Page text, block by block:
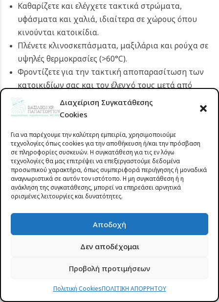
Διαχείριση Συγκατάθεσης
Cookies
Για να παρέχουμε την καλύτερη εμπειρία, χρησιμοποιούμε
τεχνολογίες όπως cookies για την αποθήκευση ή/και την πρόσβαση
σε πληροφορίες συσκευών. Η συγκατάθεση για τις εν λόγω
τεχνολογίες θα μας επιτρέψει να επεξεργαστούμε δεδομένα
προσωπικού χαρακτήρα, όπως συμπεριφορά περιήγησης ή μοναδικά
αναγνωριστικά σε αυτόν τον ιστότοπο. Η μη συγκατάθεση ή η
ανάκληση της συγκατάθεσης, μπορεί να επηρεάσει αρνητικά
ορισμένες λειτουργίες και δυνατότητες.
Αποδοχή
Δεν αποδέχομαι
Προβολή προτιμήσεων
Πολιτική CookiesΠΟΛΙΤΙΚΗ ΑΠΟΡΡΗΤΟΥ
Καθαρίζετε και ελέγχετε τακτικά στρώματα,
υφάσματα και χαλιά, ιδιαίτερα σε χώρους όπου
κινούνται κατοικίδια.
Πλένετε κλινοσκεπάσματα, μαξιλάρια και ρούχα σε
υψηλές θερμοκρασίες (>60°C).
Φροντίζετε για την τακτική αποπαρασίτωση των
κατοικιδίων σας και τον έλεγχό τους μετά από
βόλτες στη φύση.
Αποφεύγετε την αγορά μεταχειρισμένων επίπλων
Για άτομα με γνωστό ιστορικό σοβαρής αλλεργίας
σε τσιμπήματα, είναι απαραίτητη η συνεχής
μεταφορά αυτοενιέσιμης αδρεναλίνης και η
ενημέρωση των οικείων.
Γνωρίστε την δερματολόγο-
Αφροδισιολόγο στο Αγρίνιο,
Βασιλική Παπαγεωργίου
Βασιλική Παπαγεωργίου, Δερματολόγος-
Αφροδισιολόγος στο Αγρίνιο, γεννήθηκε και μεγάλωσε